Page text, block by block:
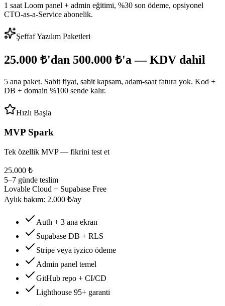
1 saat Loom panel + admin eğitimi, %30 son ödeme, opsiyonel
CTO-as-a-Service abonelik.
Şeffaf Yazılım Paketleri
25.000 ₺'dan 500.000 ₺'a — KDV dahil
5 ana paket. Sabit fiyat, sabit kapsam, adam-saat fatura yok. Kod +
DB + domain %100 sende kalır.
Hızlı Başla
MVP Spark
Tek özellik MVP — fikrini test et
25.000 ₺
5–7 günde teslim
Lovable Cloud + Supabase Free
Aylık bakım: 2.000 ₺/ay
Auth + 3 ana ekran
Supabase DB + RLS
Stripe veya iyzico ödeme
Admin panel temel
GitHub repo + CI/CD
Lighthouse 95+ garanti